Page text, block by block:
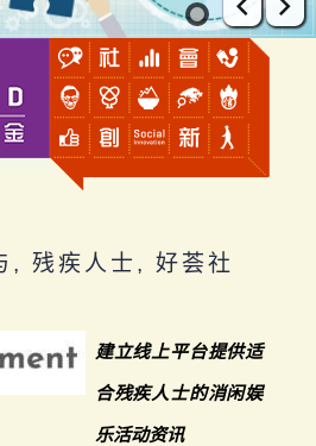
上一张
下
, 残疾人士, 好荟社
建立线上平台提供适
合残疾人士的消闲娱
乐活动资讯